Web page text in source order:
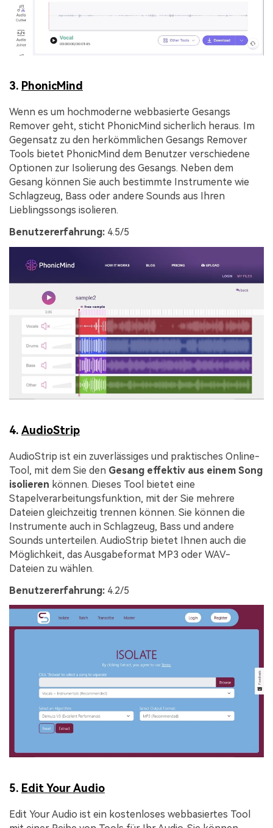
3. PhonicMind
Wenn es um hochmoderne webbasierte Gesangs
Remover geht, sticht PhonicMind sicherlich heraus. Im
Gegensatz zu den herkömmlichen Gesangs Remover
Tools bietet PhonicMind dem Benutzer verschiedene
Optionen zur Isolierung des Gesangs. Neben dem
Gesang können Sie auch bestimmte Instrumente wie
Schlagzeug, Bass oder andere Sounds aus Ihren
Lieblingssongs isolieren.
Benutzererfahrung: 4.5/5
4. AudioStrip
AudioStrip ist ein zuverlässiges und praktisches Online-
Tool, mit dem Sie den Gesang effektiv aus einem Song
isolieren können. Dieses Tool bietet eine
Stapelverarbeitungsfunktion, mit der Sie mehrere
Dateien gleichzeitig trennen können. Sie können die
Instrumente auch in Schlagzeug, Bass und andere
Sounds unterteilen. AudioStrip bietet Ihnen auch die
Möglichkeit, das Ausgabeformat MP3 oder WAV-
Dateien zu wählen.
Benutzererfahrung: 4.2/5
5. Edit Your Audio
Edit Your Audio ist ein kostenloses webbasiertes Tool